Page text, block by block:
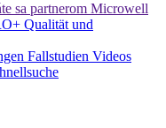
sa partnerom Microwell
Qualität und
Fallstudien Videos